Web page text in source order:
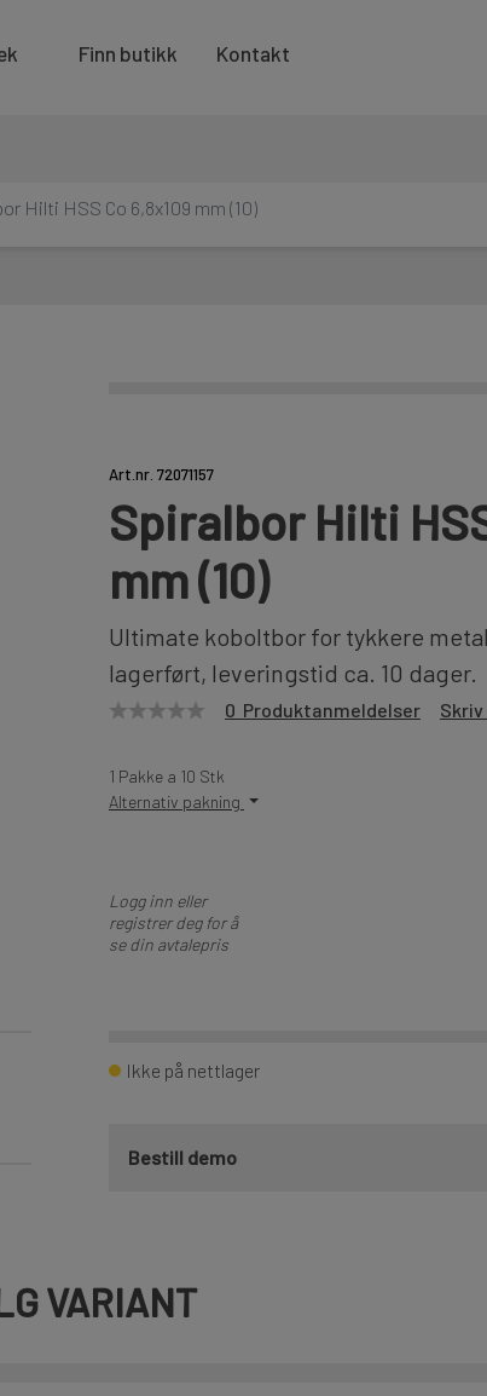
Finn butikk Kontakt
Hilti HSS Co 6,8x109 mm (10)
Art.nr. 72071157
Spiralbor Hilti
mm (10)
Ultimate koboltbor for tykkere
lagerført, leveringstid ca. 10 dager.
0 Produktanmeldelser
1 Pakke a 10 Stk
Alternativ pakning
Logg inn eller
registrer deg for å
se din avtalepris
Ikke på nettlager
Bestill demo
VARIANT